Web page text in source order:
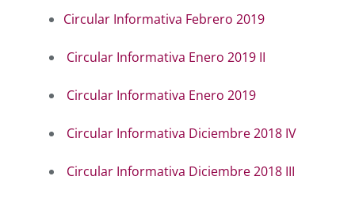
Circular Informativa Febrero 2019
Circular Informativa Enero 2019 II
Circular Informativa Enero 2019
Circular Informativa Diciembre 2018 IV
Circular Informativa Diciembre 2018 III